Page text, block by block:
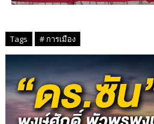
Tags # การเมือง